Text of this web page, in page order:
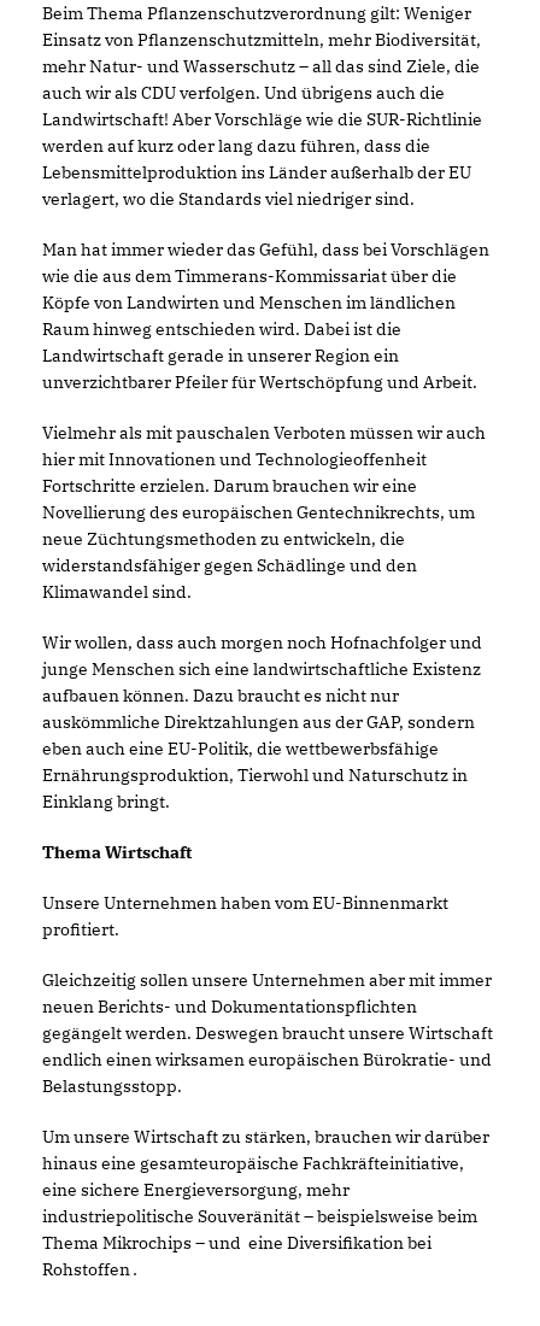
Beim Thema Pflanzenschutzverordnung gilt: Weniger
Einsatz von Pflanzenschutzmitteln, mehr Biodiversität,
mehr Natur- und Wasserschutz – all das sind Ziele, die
auch wir als CDU verfolgen. Und übrigens auch die
Landwirtschaft! Aber Vorschläge wie die SUR-Richtlinie
werden auf kurz oder lang dazu führen, dass die
Lebensmittelproduktion ins Länder außerhalb der EU
verlagert, wo die Standards viel niedriger sind.
Man hat immer wieder das Gefühl, dass bei Vorschlägen
wie die aus dem Timmerans-Kommissariat über die
Köpfe von Landwirten und Menschen im ländlichen
Raum hinweg entschieden wird. Dabei ist die
Landwirtschaft gerade in unserer Region ein
unverzichtbarer Pfeiler für Wertschöpfung und Arbeit.
Vielmehr als mit pauschalen Verboten müssen wir auch
hier mit Innovationen und Technologieoffenheit
Fortschritte erzielen. Darum brauchen wir eine
Novellierung des europäischen Gentechnikrechts, um
neue Züchtungsmethoden zu entwickeln, die
widerstandsfähiger gegen Schädlinge und den
Klimawandel sind.
Wir wollen, dass auch morgen noch Hofnachfolger und
junge Menschen sich eine landwirtschaftliche Existenz
aufbauen können. Dazu braucht es nicht nur
auskömmliche Direktzahlungen aus der GAP, sondern
eben auch eine EU-Politik, die wettbewerbsfähige
Ernährungsproduktion, Tierwohl und Naturschutz in
Einklang bringt.
Thema Wirtschaft
Unsere Unternehmen haben vom EU-Binnenmarkt
profitiert.
Gleichzeitig sollen unsere Unternehmen aber mit immer
neuen Berichts- und Dokumentationspflichten
gegängelt werden. Deswegen braucht unsere Wirtschaft
endlich einen wirksamen europäischen Bürokratie- und
Belastungsstopp.
Um unsere Wirtschaft zu stärken, brauchen wir darüber
hinaus eine gesamteuropäische Fachkräfteinitiative,
eine sichere Energieversorgung, mehr
industriepolitische Souveränität – beispielsweise beim
Thema Mikrochips – und eine Diversifikation bei
Rohstoffen.